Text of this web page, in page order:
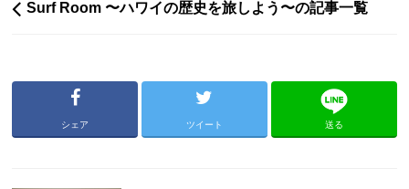
Surf Room 〜ハワイの歴史を旅しよう〜の記事一覧
シェア ツイート 送る